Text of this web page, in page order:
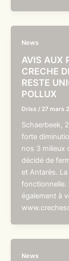
News
AVIS AUX
CRECHE
RESTE
POLLUX
Driss / 27 mars
Schaerbeek,
forte
nos 3 milieux
décidé de
et Antarès.
fonctionnelle.
également à
News